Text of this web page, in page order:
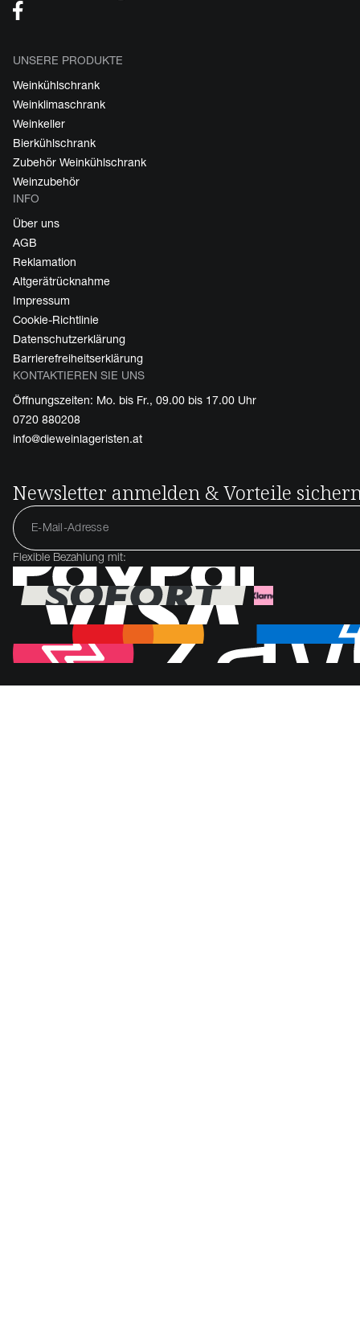
UNSERE PRODUKTE
Weinkühlschrank
Weinklimaschrank
Weinkeller
Bierkühlschrank
Zubehör Weinkühlschrank
Weinzubehör
INFO
Über uns
AGB
Reklamation
Altgerätrücknahme
Impressum
Cookie-Richtlinie
Datenschutzerklärung
Barrierefreiheitserklärung
KONTAKTIEREN SIE UNS
Öffnungszeiten: Mo. bis Fr., 09.00 bis 17.00 Uhr
0720 880208
info@dieweinlageristen.at
Newsletter anmelden & Vorteile
Flexible Bezahlung mit: